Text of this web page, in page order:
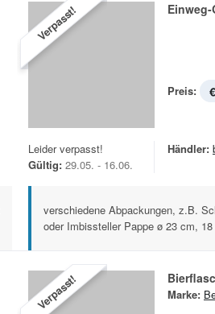
Verpasst!
Preis:
Leider verpasst!
Gültig: 29.05. - 16.06.
Händler:
verschiedene Abpackungen, z.B.
oder Imbissteller Pappe ø 23 cm,
Verpasst! Marke: